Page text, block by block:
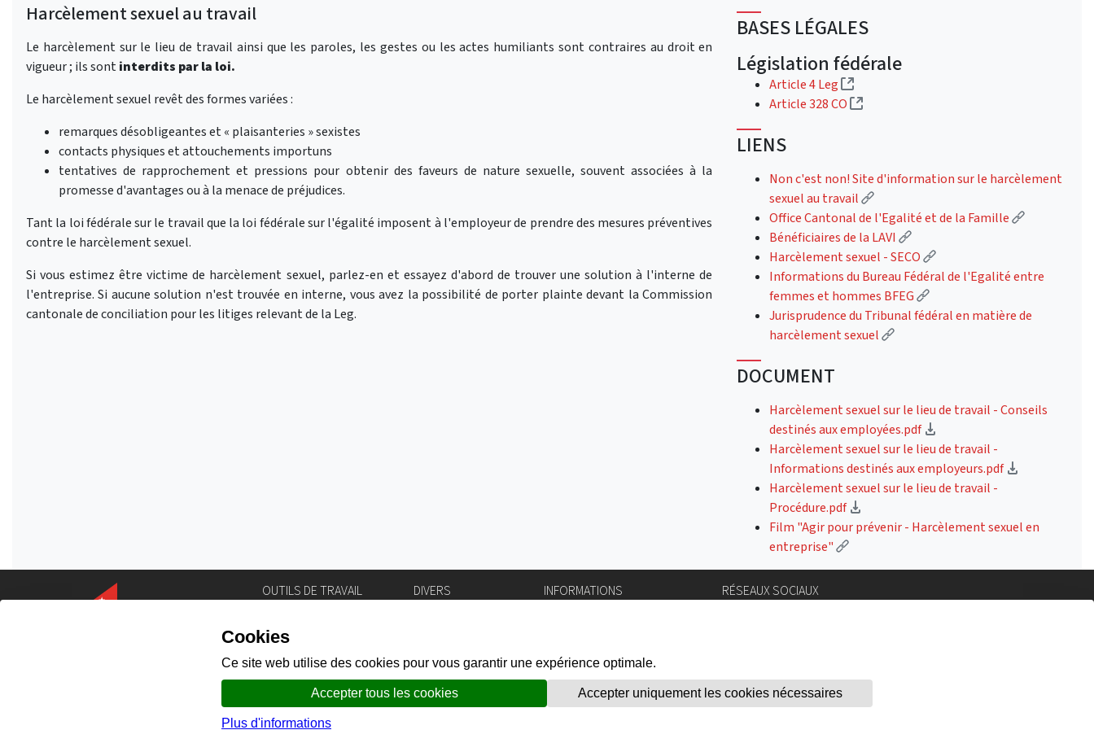
Harcèlement sexuel au travail
Le harcèlement sur le lieu de travail ainsi que les paroles, les gestes ou les actes humiliants sont contraires au droit en
vigueur ; ils sontinterdits par la loi.
Le harcèlement sexuel revêt des formes variées :
remarques désobligeantes et « plaisanteries » sexistes
contacts physiques et attouchements importuns
tentatives de rapprochement et pressions pour obtenir des faveurs de nature sexuelle, souvent associées à la
promesse d'avantages ou à la menace de préjudices.
Tant la loi fédérale sur le travail que la loi fédérale sur l'égalité imposent à l'employeur de prendre des mesures préventives
contre le harcèlement sexuel.
Si vous estimez être victime de harcèlement sexuel, parlez-en et essayez d'abord de trouver une solution à l'interne de
l'entreprise. Si aucune solution n'est trouvée en interne, vous avez la possibilité de porter plainte devant la Commission
cantonale de conciliation pour les litiges relevant de la Leg.
BASES LÉGALES
Législation fédérale
Article 4 Leg
(Lien externe)
Article 328 CO
(Lien externe)
LIENS
Non c'est non! Site d'information sur le harcèlement
sexuel au travail
(Lien externe)
Office Cantonal de l'Egalité et de la Famille
(Lien
Bénéficiaires de la LAVI
(Lien externe)
Harcèlement sexuel - SECO
(Lien externe)
Informations du Bureau Fédéral de l'Egalité entre
femmes et hommes BFEG
(Lien externe)
Jurisprudence du Tribunal fédéral en matière de
harcèlement sexuel
(Lien externe)
DOCUMENT
Harcèlement sexuel sur le lieu de travail - Conseils
destinés aux employées.pdf
Harcèlement sexuel sur le lieu de travail -
Informations destinés aux employeurs.pdf
Harcèlement sexuel sur le lieu de travail -
Procédure.pdf
Film "Agir pour prévenir - Harcèlement sexuel en
entreprise"
(Lien externe)
OUTILS DE TRAVAIL
Géoportail
Intranet
Portail des communes
DIVERS
INFORMATIONS
Mentions légales
Réseaux sociaux
Politique de confidentialité
RÉSEAUX SOCIAUX